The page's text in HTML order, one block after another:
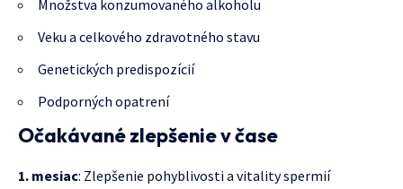
Množstva konzumovaného alkoholu
Veku a celkového zdravotného stavu
Genetických predispozícií
Podporných opatrení
Očakávané zlepšenie v čase
1. mesiac: Zlepšenie pohyblivosti a vitality spermií